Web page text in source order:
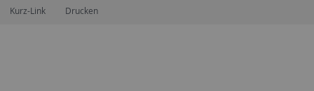
Kurz-Link Drucken